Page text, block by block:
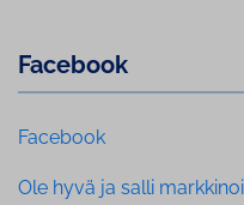
Facebook
Facebook
Ole hyvä ja salli